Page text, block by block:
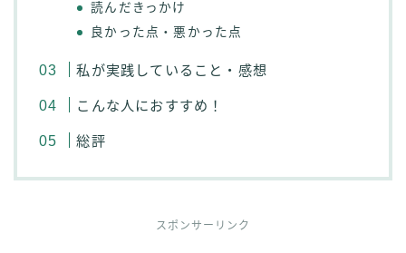
読んだきっかけ
良かった点・悪かった点
私が実践していること・感想
こんな人におすすめ！
総評
スポンサーリンク